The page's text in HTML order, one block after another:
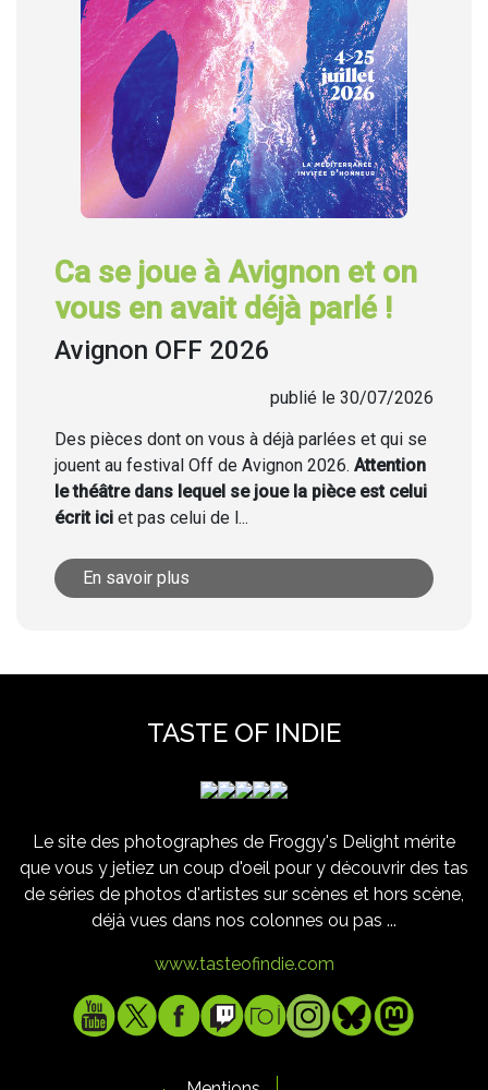
Ca se joue à Avignon et on
vous en avait déjà parlé !
Avignon OFF 2026
publié le 30/07/2026
Des pièces dont on vous à déjà parlées et qui se
jouent au festival Off de Avignon 2026. Attention
le théâtre dans lequel se joue la pièce est celui
écrit ici et pas celui de l...
En savoir plus
TASTE OF INDIE
Le site des photographes de Froggy's Delight mérite
que vous y jetiez un coup d'oeil pour y découvrir des tas
de séries de photos d'artistes sur scènes et hors scène,
déjà vues dans nos colonnes ou pas ...
www.tasteofindie.com